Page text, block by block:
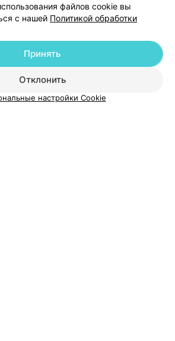
Добавить компанию
Добавить специалиста
файлов cookie вы
с нашей Политикой обработки
Отклонить
Принять
настройки Cookie